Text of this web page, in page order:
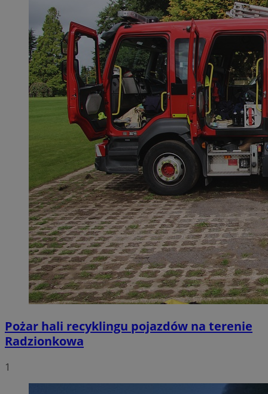
Pożar hali recyklingu pojazdów na terenie
Radzionkowa
1